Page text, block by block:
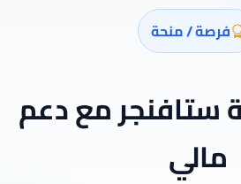
فرصة / منحة
ستافنجر مع دعم
مالي